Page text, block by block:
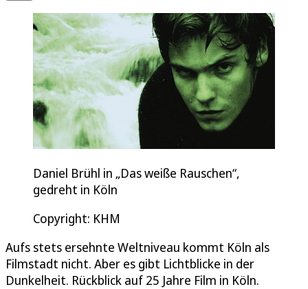
Daniel Brühl in „Das weiße Rauschen“,
gedreht in Köln
Copyright: KHM
Aufs stets ersehnte Weltniveau kommt Köln als
Filmstadt nicht. Aber es gibt Lichtblicke in der
Dunkelheit. Rückblick auf 25 Jahre Film in Köln.